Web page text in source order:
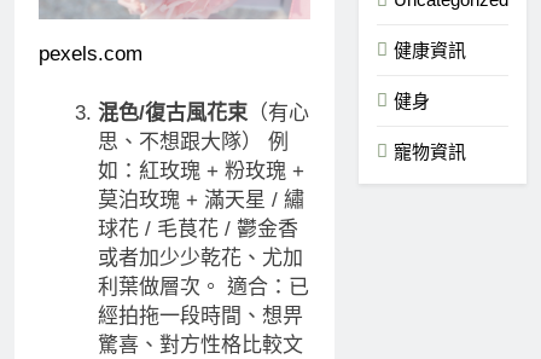
pexels.com
混色/復古風花束（有心
思、不想跟大隊） 例
如：紅玫瑰 + 粉玫瑰 +
莫泊玫瑰 + 滿天星 / 繡
球花 / 毛茛花 / 鬱金香
或者加少少乾花、尤加
利葉做層次。 適合：已
經拍拖一段時間、想畀
驚喜、對方性格比較文
健康資訊
健身
寵物資訊